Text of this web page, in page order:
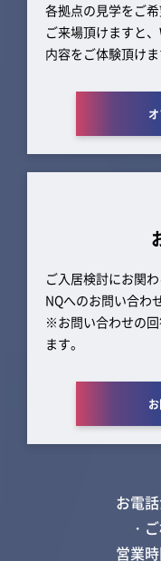
各拠点の見学をご
ご来場頂けますと
内容をご体験頂けま
ご入居検討にお関
NQへのお問い合わ
※お問い合わせの
ます。
お電
・
営業